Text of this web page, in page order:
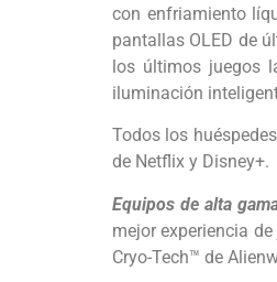
con enfriamiento
pantallas OLED de
los últimos juegos
iluminación
Todos los
de Netflix y Disney+.
Equipos de alta
mejor experiencia
Cryo-Tech™ de